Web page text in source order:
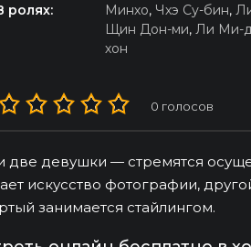
ролях:
Минхо, Чхэ Су-бин,
Щин Дон-ми, Ли Ми-
хон
0 голосов
девушки — стремятся
искусство фотографии,
занимается стайлингом.